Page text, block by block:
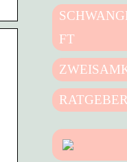
FT
RATGEBER